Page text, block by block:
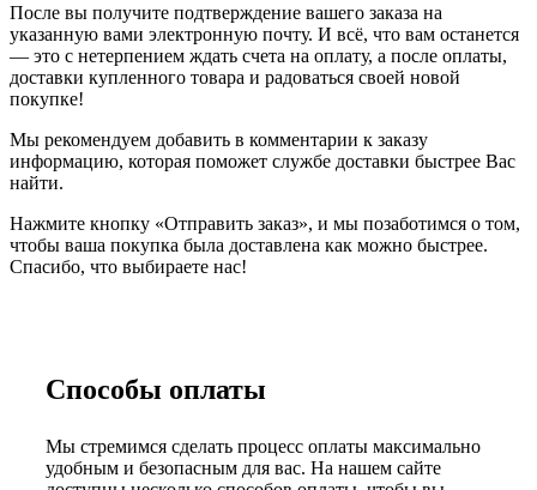
После вы получите подтверждение вашего заказа на
указанную вами электронную почту. И всё, что вам останется
— это с нетерпением ждать счета на оплату, а после оплаты,
доставки купленного товара и радоваться своей новой
покупке!
Мы рекомендуем добавить в комментарии к заказу
информацию, которая поможет службе доставки быстрее Вас
найти.
Нажмите кнопку «Отправить заказ», и мы позаботимся о том,
чтобы ваша покупка была доставлена как можно быстрее.
Спасибо, что выбираете нас!
Способы оплаты
Мы стремимся сделать процесс оплаты максимально
удобным и безопасным для вас. На нашем сайте